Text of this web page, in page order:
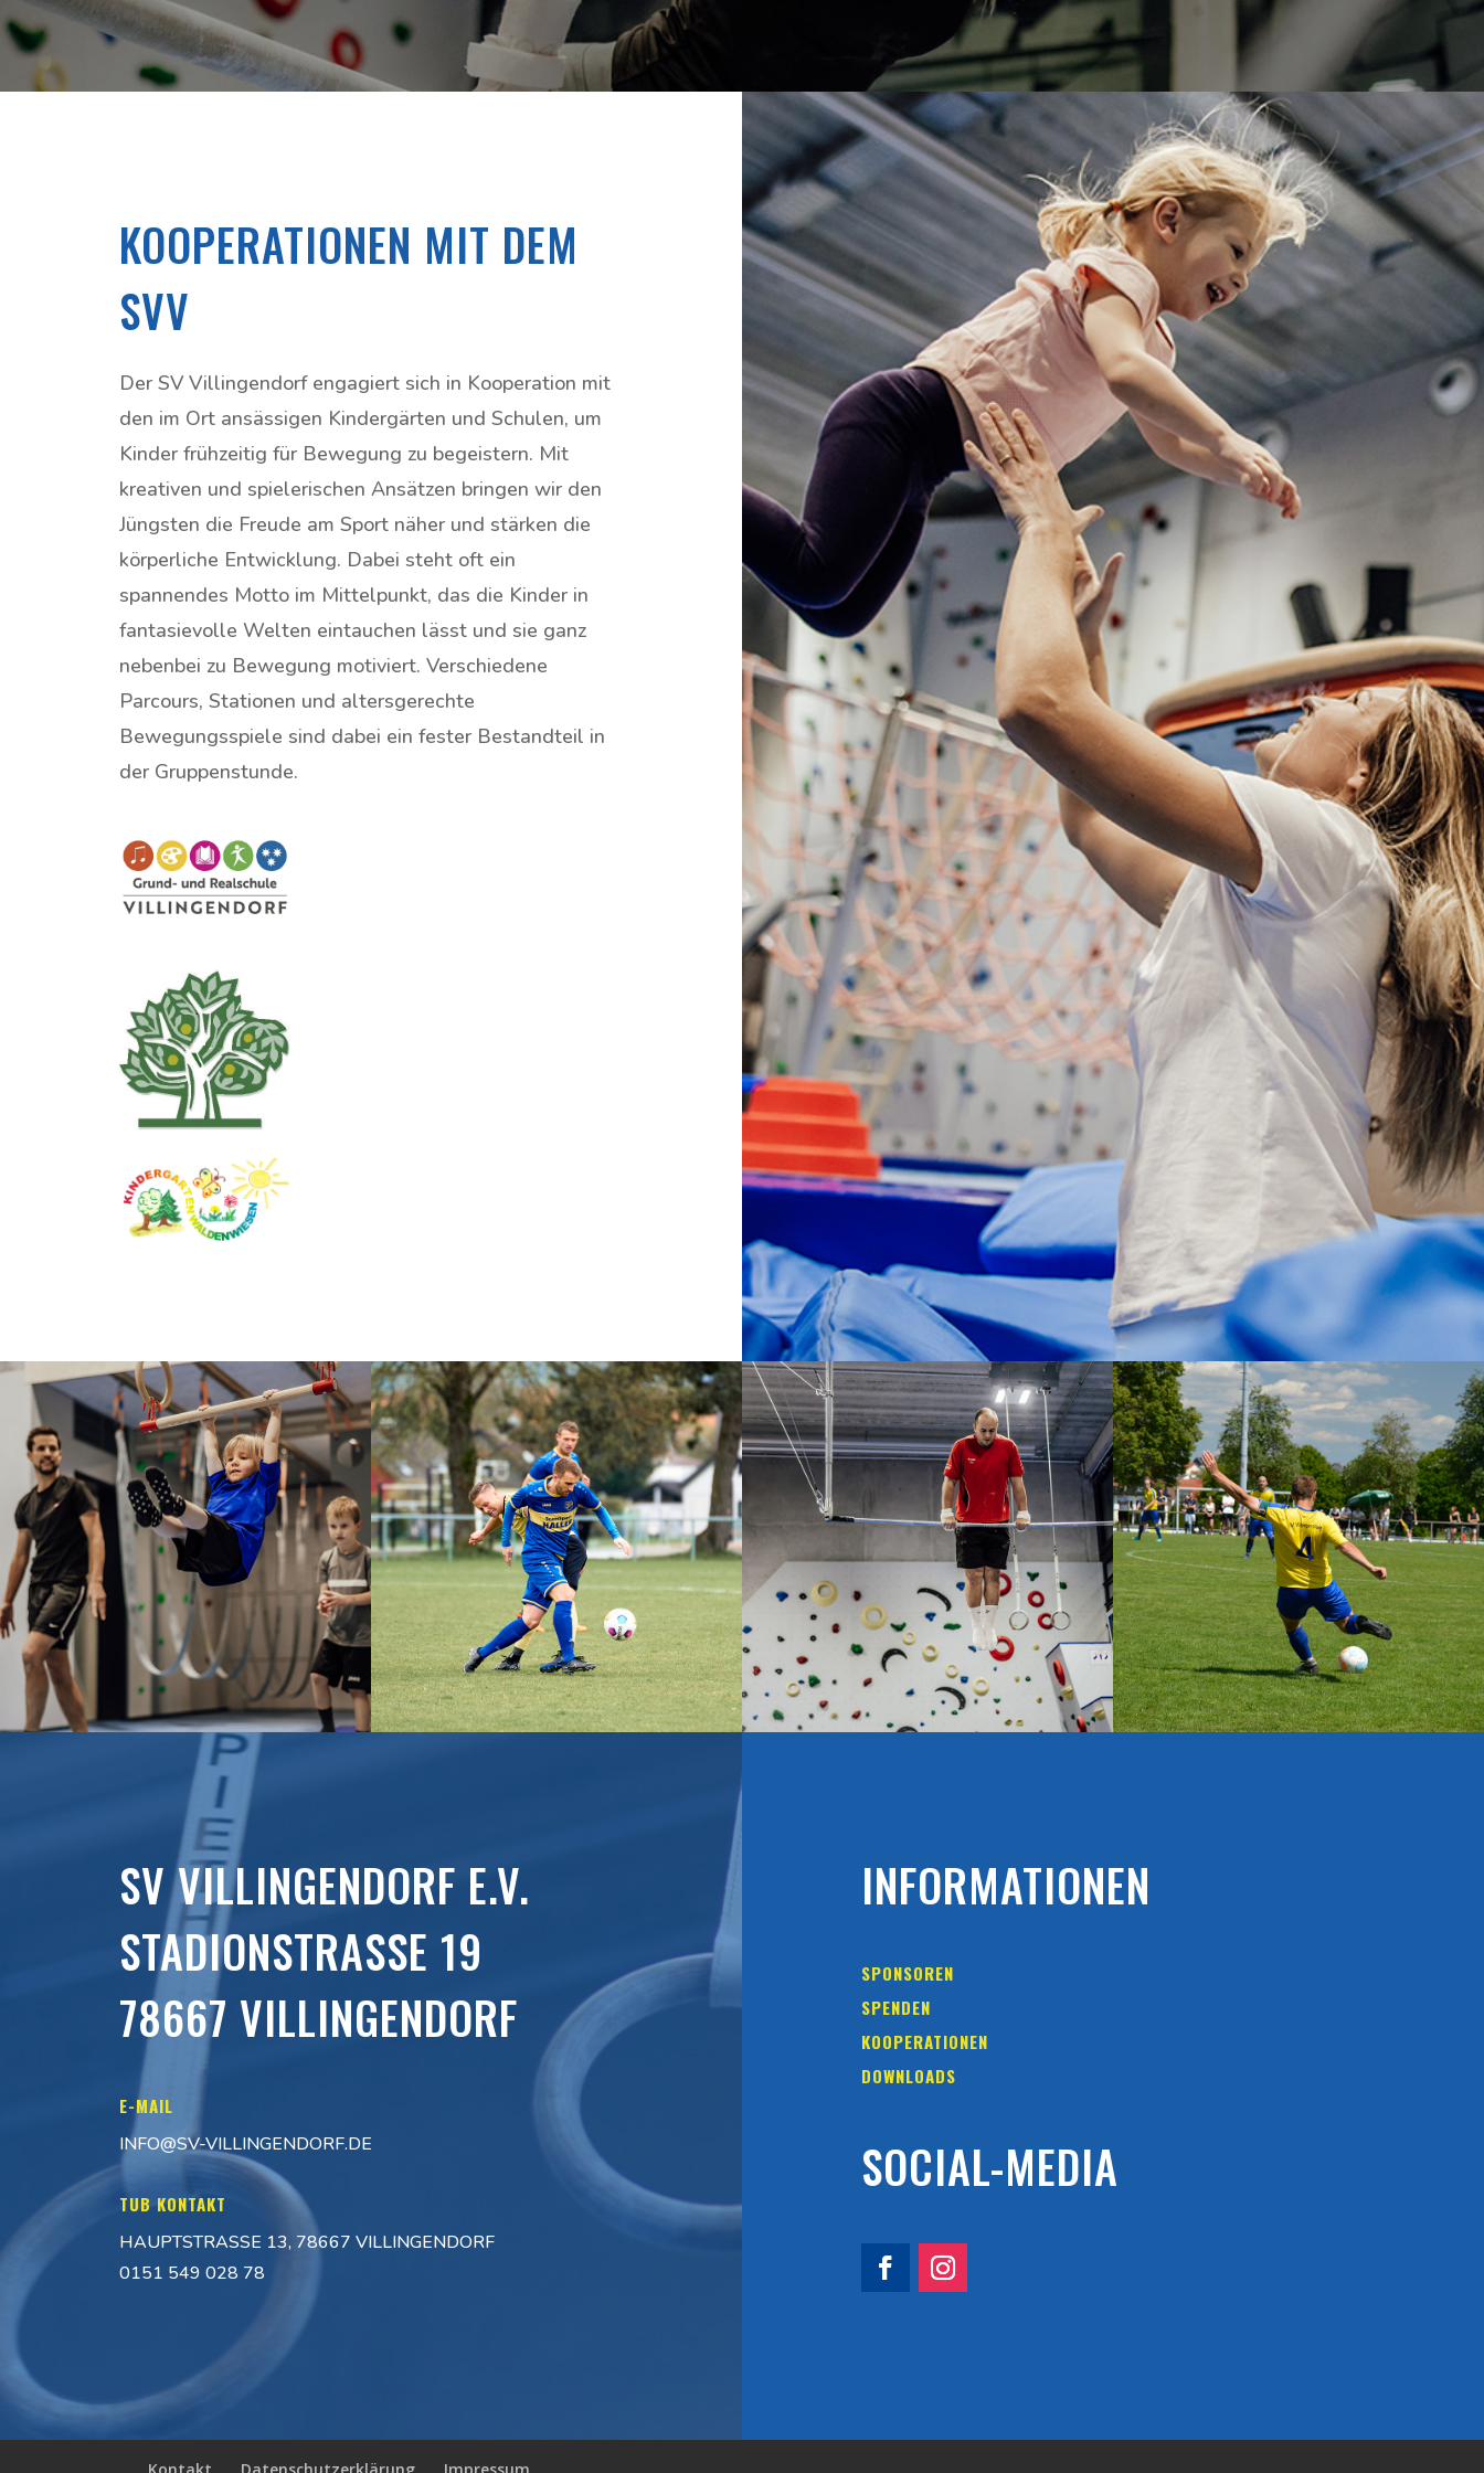
KOOPERATIONEN MIT DEM
SVV
Der SV Villingendorf engagiert sich in Kooperation mit
den im Ort ansässigen Kindergärten und Schulen, um
Kinder frühzeitig für Bewegung zu begeistern. Mit
kreativen und spielerischen Ansätzen bringen wir den
Jüngsten die Freude am Sport näher und stärken die
körperliche Entwicklung. Dabei steht oft ein
spannendes Motto im Mittelpunkt, das die Kinder in
fantasievolle Welten eintauchen lässt und sie ganz
nebenbei zu Bewegung motiviert. Verschiedene
Parcours, Stationen und altersgerechte
Bewegungsspiele sind dabei ein fester Bestandteil in
der Gruppenstunde.
SV VILLINGENDORF E.V.
STADIONSTRASSE 19
78667 VILLINGENDORF
E-MAIL
INFO@SV-VILLINGENDORF.DE
TUB KONTAKT
HAUPTSTRASSE 13, 78667 VILLINGENDORF
0151 549 028 78
INFORMATIONEN
SPONSOREN
SPENDEN
KOOPERATIONEN
DOWNLOADS
SOCIAL-MEDIA